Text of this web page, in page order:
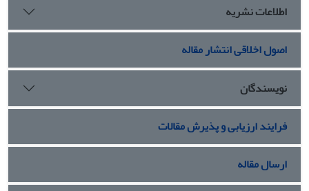
اطلاعات نشریه
اصول اخلاقی انتشار مقاله
نویسندگان
فرایند ارزیابی و پذیرش مقالات
ارسال مقاله